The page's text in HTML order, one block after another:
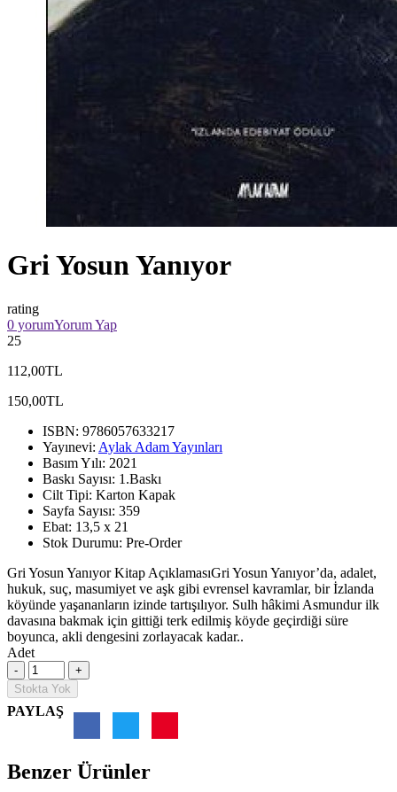
Gri Yosun Yanıyor
rating
0 yorumYorum Yap
25
112,00TL
150,00TL
ISBN: 9786057633217
Yayınevi: Aylak Adam Yayınları
Basım Yılı: 2021
Baskı Sayısı: 1.Baskı
Cilt Tipi: Karton Kapak
Sayfa Sayısı: 359
Ebat: 13,5 x 21
Stok Durumu: Pre-Order
Gri Yosun Yanıyor Kitap AçıklamasıGri Yosun Yanıyor’da, adalet,
hukuk, suç, masumiyet ve aşk gibi evrensel kavramlar, bir İzlanda
köyünde yaşananların izinde tartışılıyor. Sulh hâkimi Asmundur ilk
davasına bakmak için gittiği terk edilmiş köyde geçirdiği süre
boyunca, akli dengesini zorlayacak kadar..
Adet
Stokta Yok
PAYLAŞ
Benzer Ürünler